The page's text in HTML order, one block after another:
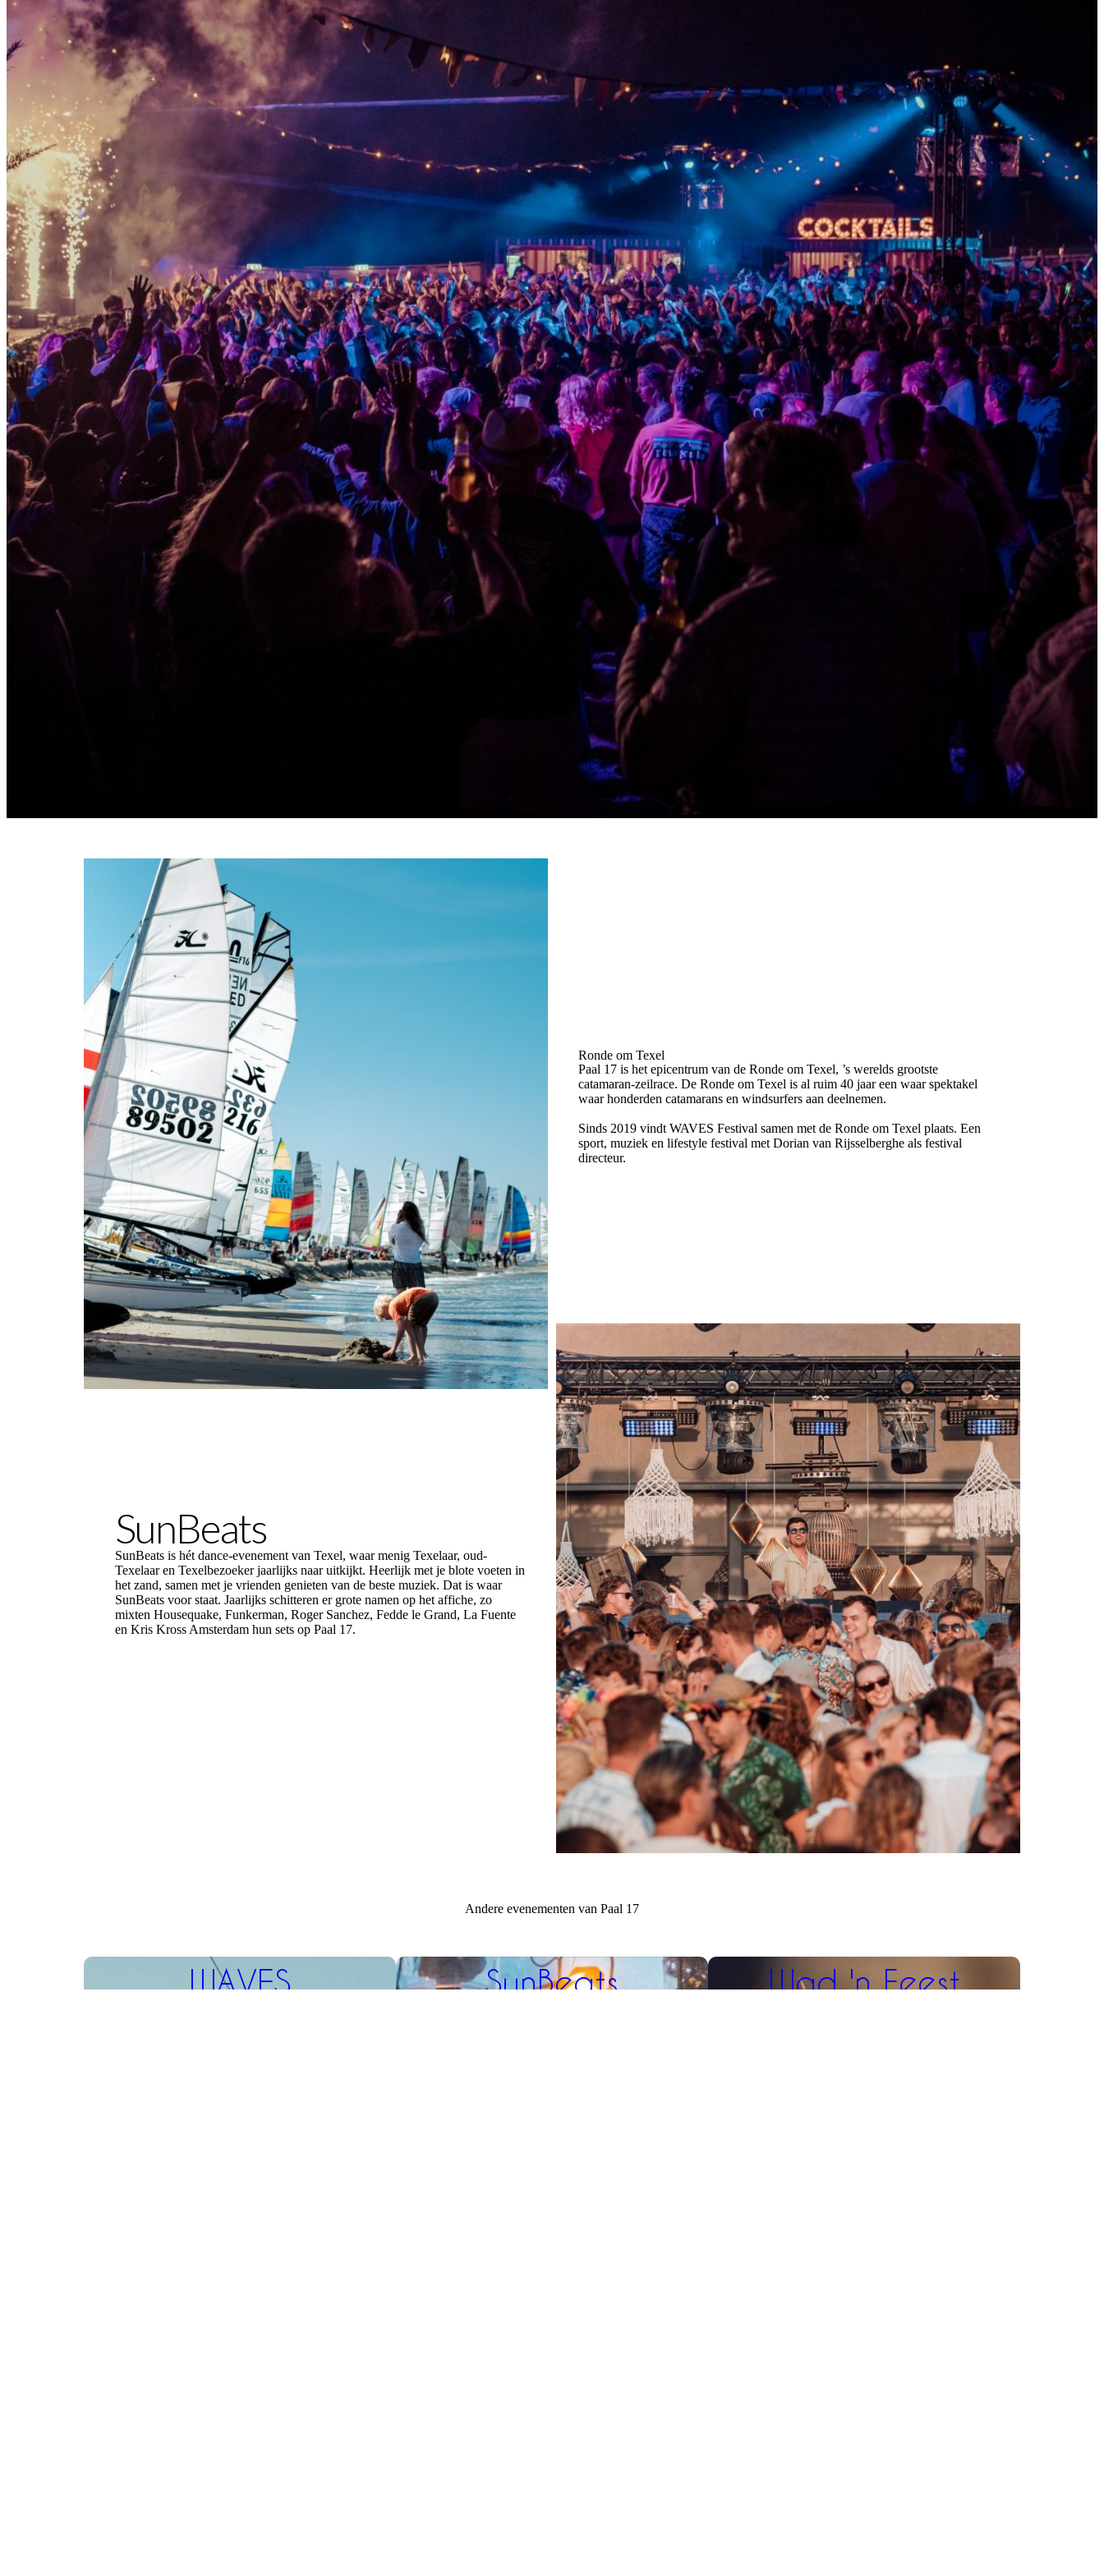
Evenementen
Ronde om Texel
Paal 17 is het epicentrum van de Ronde om Texel, ’s werelds grootste
catamaran-zeilrace. De Ronde om Texel is al ruim 40 jaar een waar spektakel
waar honderden catamarans en windsurfers aan deelnemen.
Sinds 2019 vindt WAVES Festival samen met de Ronde om Texel plaats. Een
sport, muziek en lifestyle festival met Dorian van Rijsselberghe als festival
directeur.
SunBeats
SunBeats is hét dance-evenement van Texel, waar menig Texelaar, oud-
Texelaar en Texelbezoeker jaarlijks naar uitkijkt. Heerlijk met je blote voeten in
het zand, samen met je vrienden genieten van de beste muziek. Dat is waar
SunBeats voor staat. Jaarlijks schitteren er grote namen op het affiche, zo
mixten Housequake, Funkerman, Roger Sanchez, Fedde le Grand, La Fuente
en Kris Kross Amsterdam hun sets op Paal 17.
Andere evenementen van Paal 17
WAVES SunBeats Wad 'n Feest​